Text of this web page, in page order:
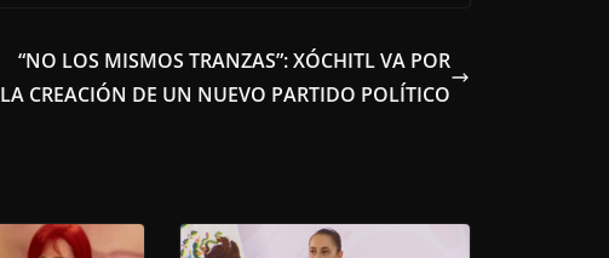
“NO LOS MISMOS TRANZAS”: XÓCHITL VA POR
LA CREACIÓN DE UN NUEVO PARTIDO POLÍTICO